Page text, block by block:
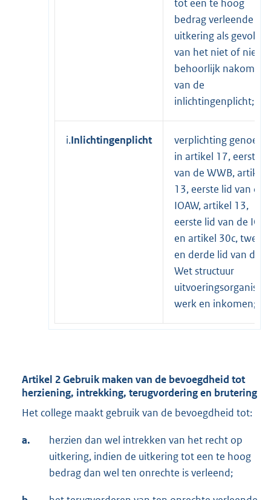
tot een te hoog
bedrag verleende
uitkering als gevolg
van het niet of niet
behoorlijk nakomen
van de
inlichtingenplicht;
i.Inlichtingenplicht
verplichting
in artikel 17, eerste
van de WWB, artikel
13, eerste lid van de
IOAW, artikel 13,
eerste lid van de
en artikel 30c,
en derde lid van de
Wet structuur
werk en inkomen;
Artikel 2 Gebruik maken van de bevoegdheid tot
herziening, intrekking, terugvordering en brutering
Het college maakt gebruik van de bevoegdheid tot:
a.
herzien dan wel intrekken van het recht op
uitkering, indien de uitkering tot een te hoog
bedrag dan wel ten onrechte is verleend;